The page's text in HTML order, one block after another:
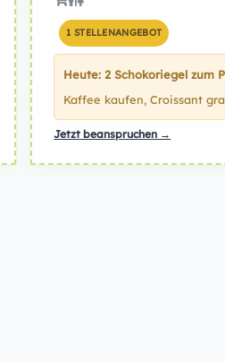
1 STELLENANGEBOT
Heute: 2 Schokoriegel zum
Kaffee kaufen, Croissant
Jetzt beanspruchen →